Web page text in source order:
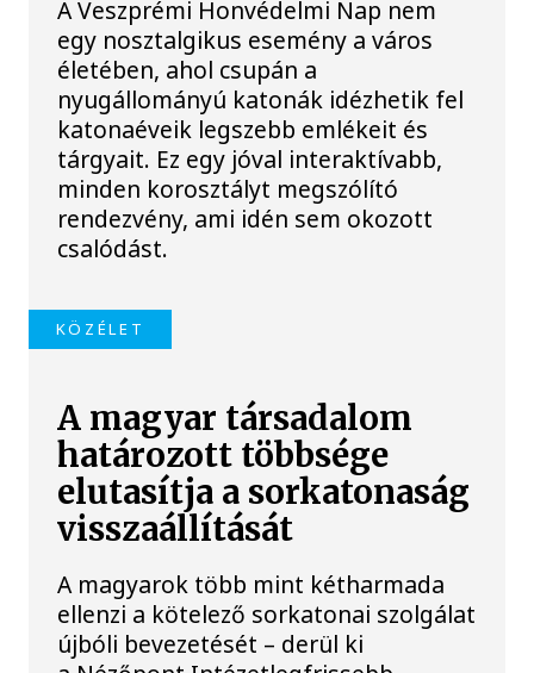
A Veszprémi Honvédelmi Nap nem
egy nosztalgikus esemény a város
életében, ahol csupán a
nyugállományú katonák idézhetik fel
katonaéveik legszebb emlékeit és
tárgyait. Ez egy jóval interaktívabb,
minden korosztályt megszólító
rendezvény, ami idén sem okozott
csalódást.
KÖZÉLET
A magyar társadalom
határozott többsége
elutasítja a sorkatonaság
visszaállítását
A magyarok több mint kétharmada
ellenzi a kötelező sorkatonai szolgálat
újbóli bevezetését – derül ki